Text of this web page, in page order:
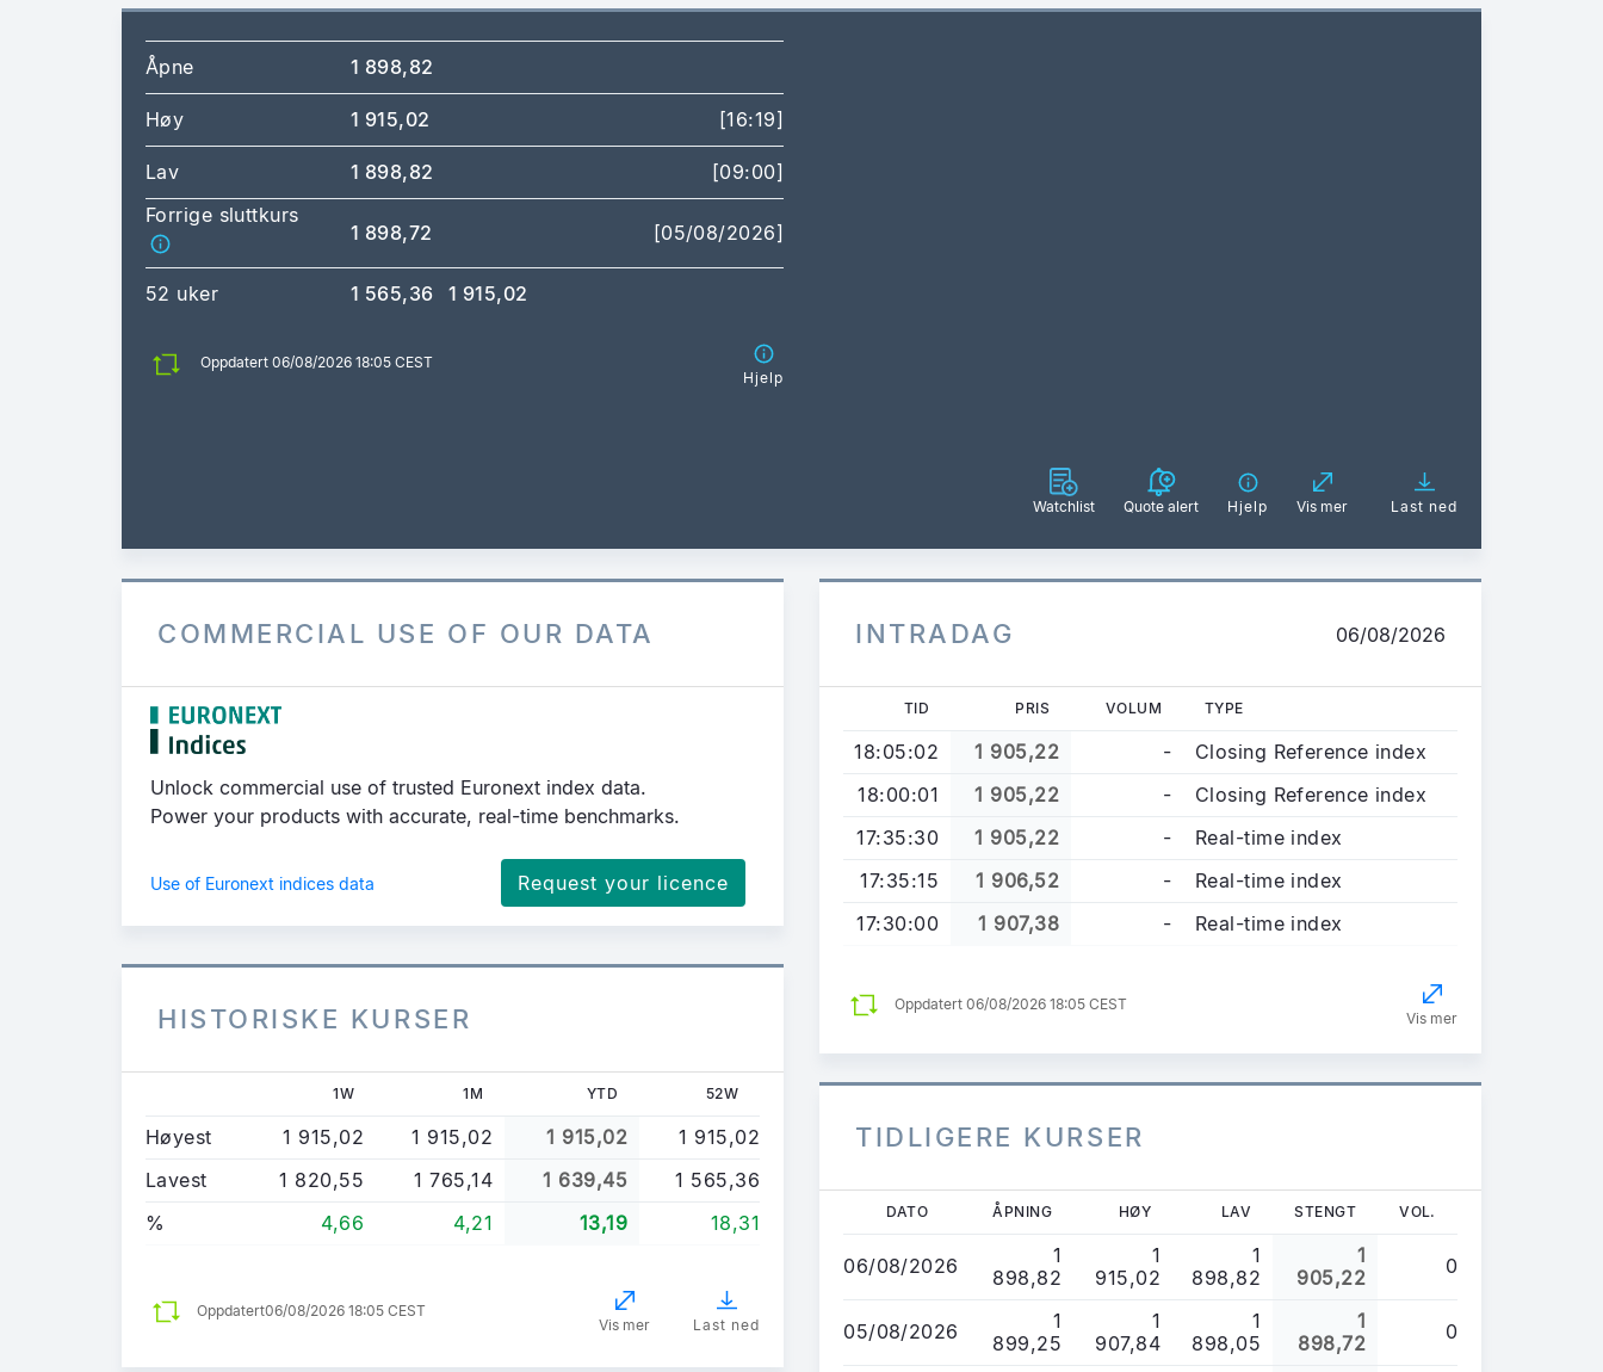
Åpne 1 898,82
Høy 1 915,02 [16:19]
Lav 1 898,82
[09:00]
Forrige sluttkurs
1 898,72 [05/08/2026]
52 uker 1 565,36 1 915,02
Oppdatert 06/08/2026 18:05 CEST
Hjelp
Watchlist Quote alert Hjelp Vis mer Last ned
COMMERCIAL USE OF OUR DATA
Unlock commercial use of trusted Euronext index data.
Power your products with accurate, real-time benchmarks.
Use of Euronext indices data Request your licence
HISTORISKE KURSER
1W 1M YTD 52W
Høyest 1 915,02 1 915,02 1 915,02
1 915,02
Lavest
1 820,55 1 765,14 1 639,45
1 565,36
%
4,66 4,21 13,19 18,31
Oppdatert06/08/2026 18:05 CEST
Vis mer
Last ned
INTRADAG 06/08/2026
TID PRIS VOLUM TYPE
18:05:02 1 905,22 -
Closing Reference index
18:00:01
1 905,22 -
Closing Reference index
17:35:30
1 905,22 -
Real-time index
17:35:15
1 906,52 -
Real-time index
17:30:00
1 907,38 - Real-time index
Oppdatert 06/08/2026 18:05 CEST
Vis mer
TIDLIGERE KURSER
Hopp
hovedinnhold
DATO ÅPNING HØY LAV STENGT VOL.
06/08/2026
1
898,82
1
915,02
1
898,82
1
905,22
0
05/08/2026
1
899,25
1
907,84
1
898,05
1
898,72
0